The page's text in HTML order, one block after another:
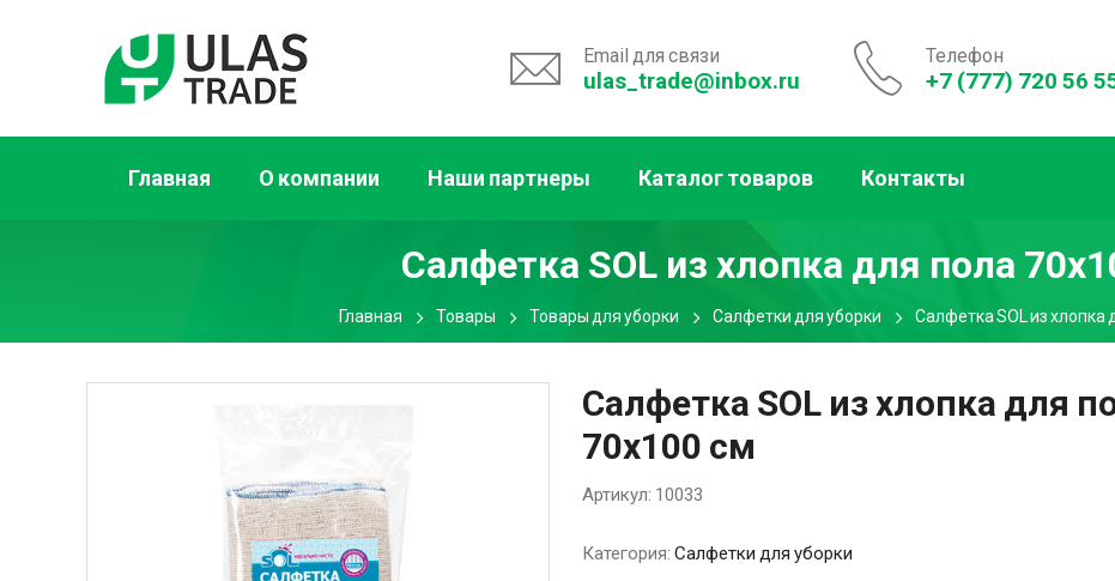
Email для связи
ulas_trade@inbox.ru
Телефон
+7 (777) 720 56
Главная О компании Наши партнеры Каталог товаров Контакты
Салфетка SOL из хлопка для пола
Главная Товары Товары для уборки Салфетки для уборки Салфетка SOL из хлопка
Салфетка SOL из хлопка для
70х100 см
Артикул: 10033
Категория: Салфетки для уборки